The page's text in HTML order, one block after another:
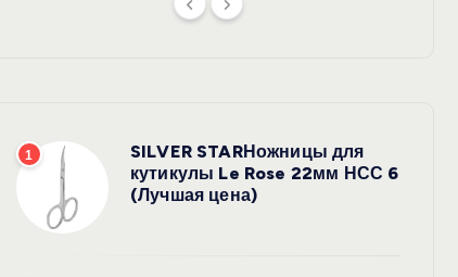
1
SILVER STARНожницы для
кутикулы Le Rose 22мм НСС 6
(Лучшая цена)